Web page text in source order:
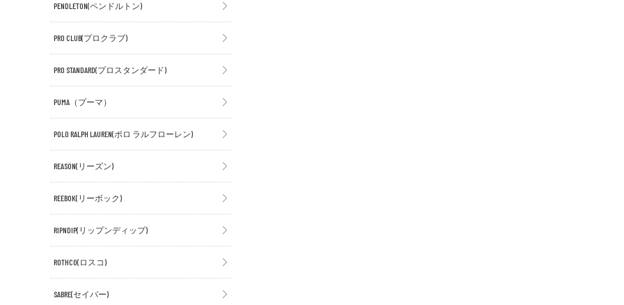
PENDLETON(ペンドルトン)
PRO CLUB(プロクラブ)
PRO STANDARD(プロスタンダード)
PUMA（プーマ）
POLO RALPH LAUREN(ポロ ラルフローレン)
REASON(リーズン)
REEBOK(リーボック)
RIPNDIP(リップンディップ)
ROTHCO(ロスコ)
SABRE(セイバー)